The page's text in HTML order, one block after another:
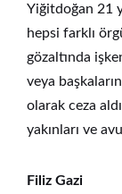
Yiğitdoğan 21
hepsi farklı
gözaltında
veya
olarak ceza
yakınları ve
Filiz Gazi